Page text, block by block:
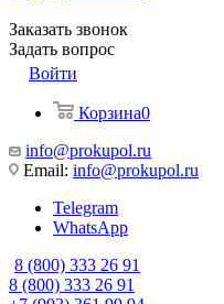
Заказать звонок
Задать вопрос
Войти
Корзина0
info@prokupol.ru
Email: info@prokupol.ru
Telegram
WhatsApp
8 (800) 333 26 91
8 (800) 333 26 91